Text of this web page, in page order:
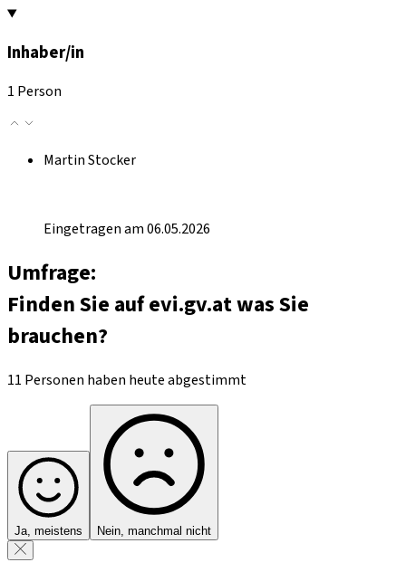
Inhaber/in
1 Person
Martin Stocker
Eingetragen am 06.05.2026
Umfrage:
Finden Sie auf evi.gv.at was Sie
brauchen?
11 Personen haben heute abgestimmt
Ja, meistens Nein, manchmal nicht